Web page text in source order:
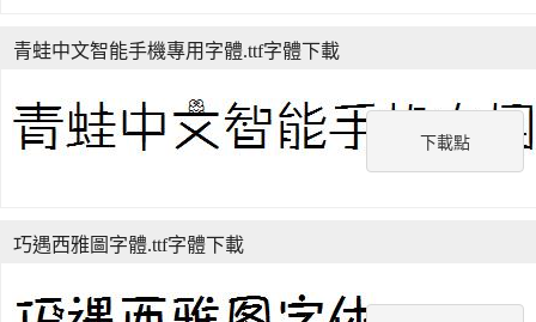
下載點
青蛙中文智能手機專用字體.ttf字體下載
巧遇西雅圖字體.ttf字體下載